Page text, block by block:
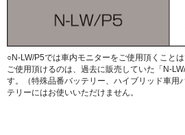
○N-LW/P5では車内モニターをご使用頂くこと
ご使用頂けるのは、過去に販売していた「N-
す。（特殊品番バッテリー、ハイブリッド車用
テリーにはお使いいただけません。